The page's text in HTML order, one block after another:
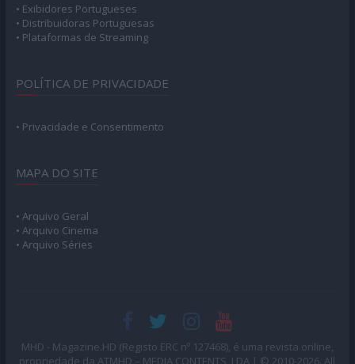
• Exibidores Portugueses
• Distribuidoras Portuguesas
• Plataformas de Streaming
POLÍTICA DE PRIVACIDADE
• Privacidade e Consentimento
MAPA DO SITE
• Arquivo Geral
• Arquivo Cinema
• Arquivo Séries
MHD - Magazine.HD (Registo ERC nº 127468), é uma revista online,
propriedade da ATMHD – MEDIA CONTENTS, LDA | © 2010-2026. All